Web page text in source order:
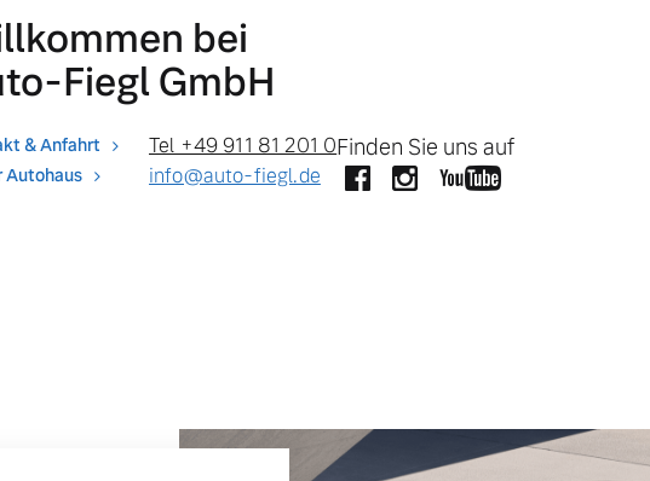
bei
Fiegl GmbH
& Anfahrt
Autohaus
Tel +49 911 81 201 0
info@auto-fiegl.de
Finden Sie uns auf